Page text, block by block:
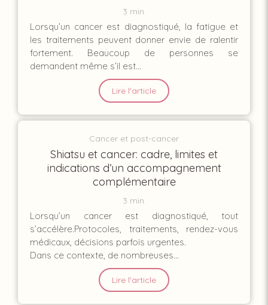
3 min.
Lorsqu’un cancer est diagnostiqué, la fatigue et
les traitements peuvent donner envie de ralentir
fortement. Beaucoup de personnes se
demandent même s’il est...
Lire l'article
Cancer et post-cancer
Shiatsu et cancer: cadre, limites et
indications d’un accompagnement
complémentaire
3 min.
Lorsqu’un cancer est diagnostiqué, tout
s’accélère.Protocoles, traitements, rendez-vous
médicaux, décisions parfois urgentes.
Dans ce contexte, de nombreuses...
Lire l'article